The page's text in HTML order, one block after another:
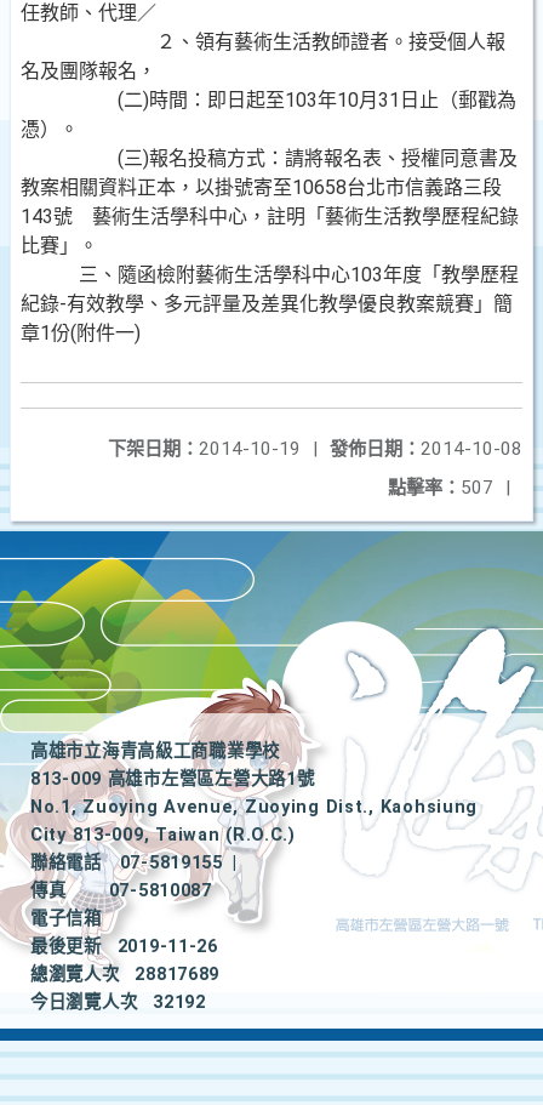
任教師、代理／
２、領有藝術生活教師證者。接受個人報
名及團隊報名，
(二)時間：即日起至103年10月31日止（郵戳為
憑）。
(三)報名投稿方式：請將報名表、授權同意書及
教案相關資料正本，以掛號寄至10658台北市信義路三段
143號 藝術生活學科中心，註明「藝術生活教學歷程紀錄
比賽」。
三、隨函檢附藝術生活學科中心103年度「教學歷程
紀錄-有效教學、多元評量及差異化教學優良教案競賽」簡
章1份(附件一)
發佈日期： 2014-10-08
下架日期： 2014-10-19
|
點擊率： 507 |
高雄市立海青高級工商職業學校
813-009 高雄市左營區左營大路1號
No.1, Zuoying Avenue, Zuoying Dist., Kaohsiung
City 813-009, Taiwan (R.O.C.)
聯絡電話
07-5819155
|
傳真
07-5810087
電子信箱
最後更新
2019-11-26
總瀏覽人次
28817689
今日瀏覽人次
32192